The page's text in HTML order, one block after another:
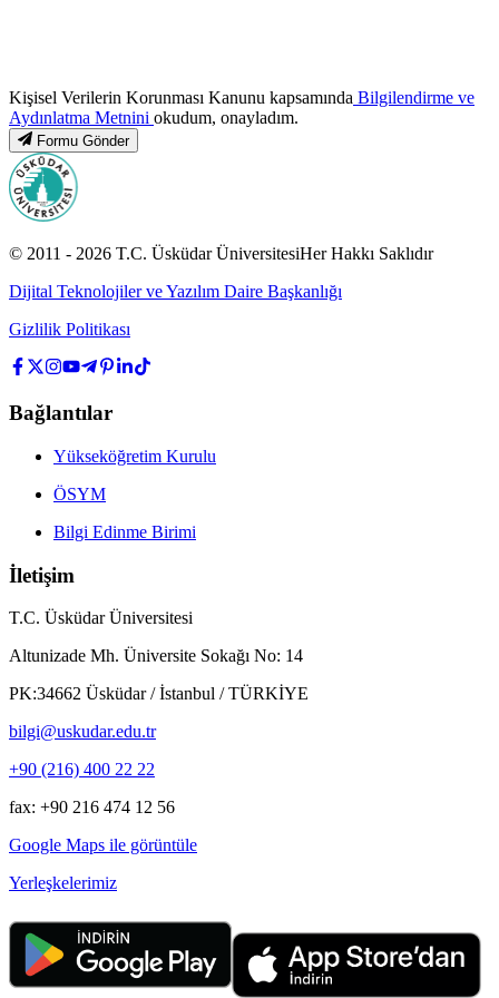
Kişisel Verilerin Korunması Kanunu kapsamında Bilgilendirme ve
Aydınlatma Metnini okudum, onayladım.
Formu Gönder
© 2011 - 2026 T.C. Üsküdar ÜniversitesiHer Hakkı Saklıdır
Dijital Teknolojiler ve Yazılım Daire Başkanlığı
Gizlilik Politikası
Bağlantılar
Yükseköğretim Kurulu
ÖSYM
Bilgi Edinme Birimi
İletişim
T.C. Üsküdar Üniversitesi
Altunizade Mh. Üniversite Sokağı No: 14
PK:34662 Üsküdar / İstanbul / TÜRKİYE
bilgi@uskudar.edu.tr
+90 (216) 400 22 22
fax: +90 216 474 12 56
Google Maps ile görüntüle
Yerleşkelerimiz